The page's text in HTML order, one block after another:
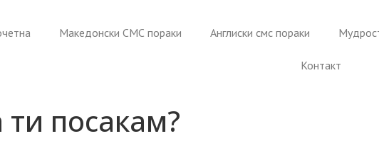
Македонски СМС пораки Англиски смс пораки
Контакт
посакам?